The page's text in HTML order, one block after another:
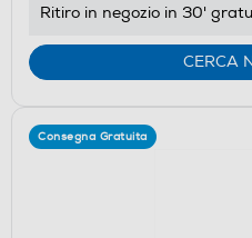
Ritiro in negozio in 30'
CERCA
Consegna Gratuita